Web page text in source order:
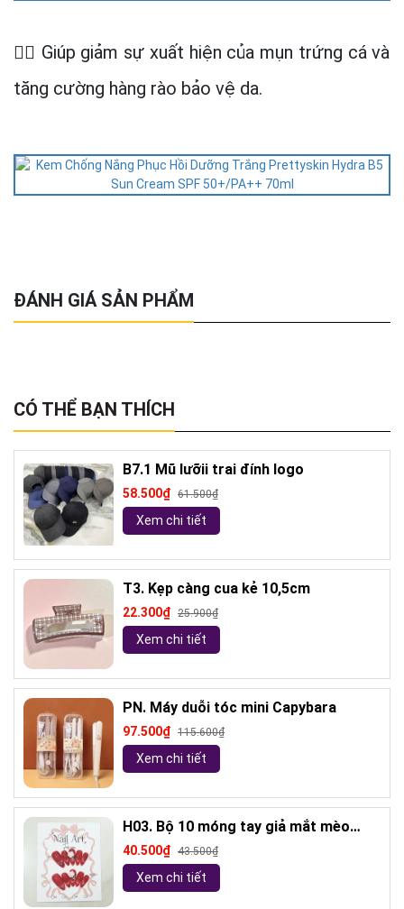
👉🏻 Giúp giảm sự xuất hiện của mụn trứng cá và
tăng cường hàng rào bảo vệ da.
ĐÁNH GIÁ SẢN PHẨM
CÓ THỂ BẠN THÍCH
B7.1 Mũ lưỡii trai đính logo
58.500₫ 61.500₫
Xem chi tiết
T3. Kẹp càng cua kẻ 10,5cm
22.300₫ 25.900₫
Xem chi tiết
PN. Máy duỗi tóc mini Capybara
97.500₫ 115.600₫
Xem chi tiết
H03. Bộ 10 móng tay giả mắt mèo
kèm keo và giũa móng (ngẫu nhiên)
40.500₫ 43.500₫
Xem chi tiết